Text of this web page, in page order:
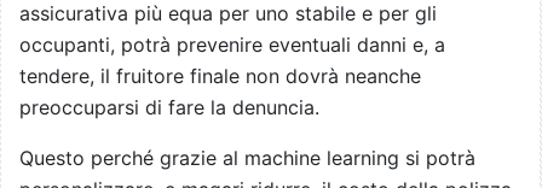
assicurativa più equa per uno stabile e per gli
occupanti, potrà prevenire eventuali danni e, a
tendere, il fruitore finale non dovrà neanche
preoccuparsi di fare la denuncia.
Questo perché grazie al machine learning si potrà